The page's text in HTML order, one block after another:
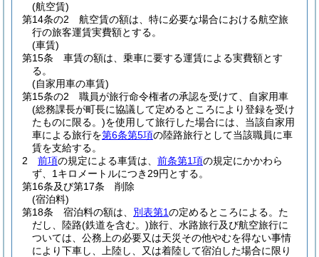
(航空賃)
第14条の2
航空賃の額は、特に必要な場合における航空旅
行の旅客運賃実費額とする。
(車賃)
第15条
車賃の額は、乗車に要する運賃による実費額とす
る。
(自家用車の車賃)
第15条の2
職員が旅行命令権者の承認を受けて、自家用車
(総務課長が町長に協議して定めるところにより登録を受け
たものに限る。)を使用して旅行した場合には、当該自家用
車による旅行を第6条第5項の陸路旅行として当該職員に車
賃を支給する。
2
前項の規定による車賃は、 前条第1項の規定にかかわら
ず、1キロメートルにつき29円とする。
第16条及び第17条
削除
(宿泊料)
第18条
宿泊料の額は、 別表第1の定めるところによる。 た
だし、陸路(鉄道を含む。)旅行、水路旅行及び航空旅行に
ついては、公務上の必要又は天災その他やむを得ない事情
により下車し、上陸し、又は着陸して宿泊した場合に限り